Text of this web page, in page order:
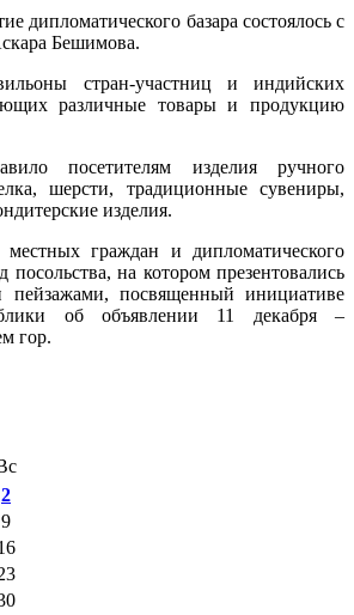
дипломатического базара состоялось с
Бешимова.
стран-участниц и индийских
различные товары и продукцию
посетителям изделия ручного
шерсти, традиционные сувениры,
изделия.
граждан и дипломатического
посольства, на котором презентовались
посвященный инициативе
об объявлении 11 декабря –
гор.
2
9